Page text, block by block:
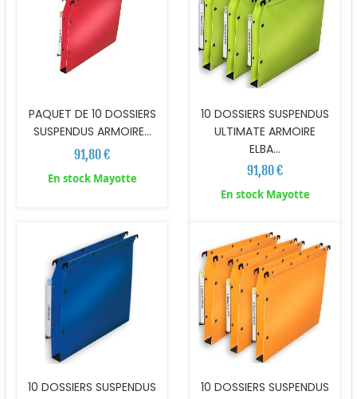
PAQUET DE 10 DOSSIERS
SUSPENDUS ARMOIRE...
91,80 €
En stock Mayotte
10 DOSSIERS SUSPENDUS
ULTIMATE ARMOIRE
ELBA...
91,80 €
En stock Mayotte
10 DOSSIERS SUSPENDUS
10 DOSSIERS SUSPENDUS